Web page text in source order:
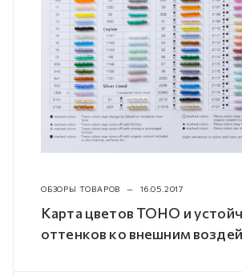
ОБЗОРЫ ТОВАРОВ — 16.05.2017
Карта цветов TOHO и
оттенков ко внешним